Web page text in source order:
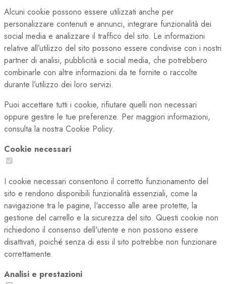
Alcuni cookie possono essere utilizzati anche per
personalizzare contenuti e annunci, integrare funzionalità dei
social media e analizzare il traffico del sito. Le informazioni
relative all’utilizzo del sito possono essere condivise con i nostri
partner di analisi, pubblicità e social media, che potrebbero
combinarle con altre informazioni da te fornite o raccolte
durante l’utilizzo dei loro servizi.
Puoi accettare tutti i cookie, rifiutare quelli non necessari
oppure gestire le tue preferenze. Per maggiori informazioni,
consulta la nostra Cookie Policy.
Cookie necessari
I cookie necessari consentono il corretto funzionamento del
sito e rendono disponibili funzionalità essenziali, come la
navigazione tra le pagine, l'accesso alle aree protette, la
gestione del carrello e la sicurezza del sito. Questi cookie non
richiedono il consenso dell'utente e non possono essere
disattivati, poiché senza di essi il sito potrebbe non funzionare
correttamente.
Analisi e prestazioni